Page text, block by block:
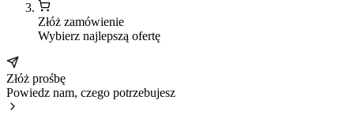
Złóż zamówienie
Wybierz najlepszą ofertę
Złóż prośbę
Powiedz nam, czego potrzebujesz